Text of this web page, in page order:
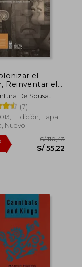
el
Reinventar el
De Sousa
(7)
1 Edición, Tapa
Nuevo